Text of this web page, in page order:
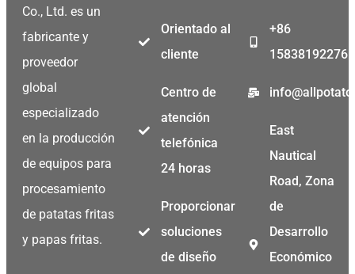
Co., Ltd. es un
fabricante y
proveedor
global
especializado
en la producción
de equipos para
procesamiento
de patatas fritas
y papas fritas.
Orientado al
cliente
Centro de
atención
telefónica
24 horas
Proporcionar
soluciones
de diseño
+86
15838192276
East
Nautical
Road, Zona
de
Desarrollo
Económico